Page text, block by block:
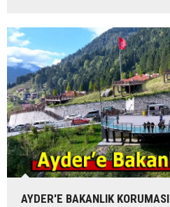
AYDER'E BAKANLIK KORUMASI